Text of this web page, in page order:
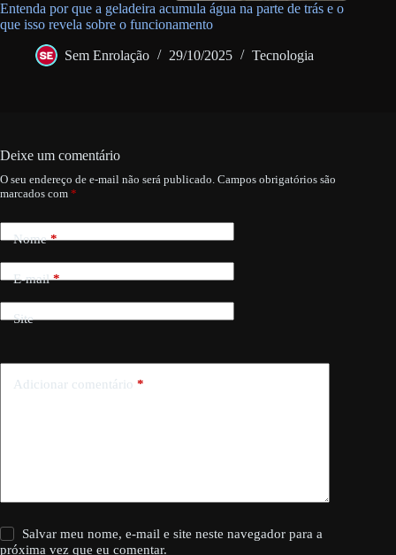
Entenda por que a geladeira acumula água na parte de trás e o
que isso revela sobre o funcionamento
Sem Enrolação 29/10/2025 Tecnologia
Deixe um comentário
O seu endereço de e-mail não será publicado. Campos obrigatórios são
marcados com *
Nome*
E-mail*
Site
Adicionar comentário *
Salvar meu nome, e-mail e site neste navegador para a
próxima vez que eu comentar.